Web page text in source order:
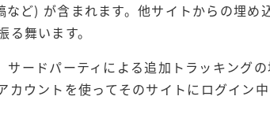
ど) が含まれます。他サイトからの埋め
舞います。
ードパーティによる追加トラッキング
ウントを使ってそのサイトにログイン